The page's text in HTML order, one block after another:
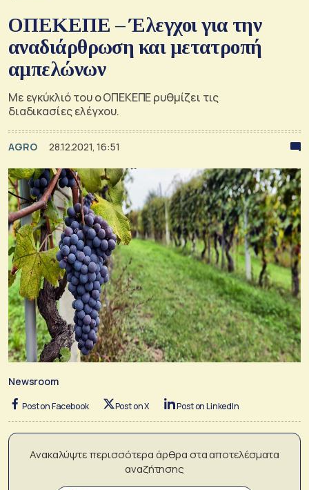
ΟΠΕΚΕΠΕ – Έλεγχοι για την
αναδιάρθρωση και μετατροπή
αμπελώνων
Με εγκύκλιό του ο ΟΠΕΚΕΠΕ ρυθμίζει τις
διαδικασίες ελέγχου.
AGRO 28.12.2021, 16:51
Newsroom
Post on Facebook Post on X Post on LinkedIn
Ανακαλύψτε περισσότερα άρθρα στα αποτελέσματα
αναζήτησης